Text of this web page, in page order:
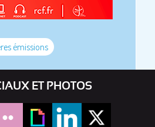
émissions
ET PHOTOS